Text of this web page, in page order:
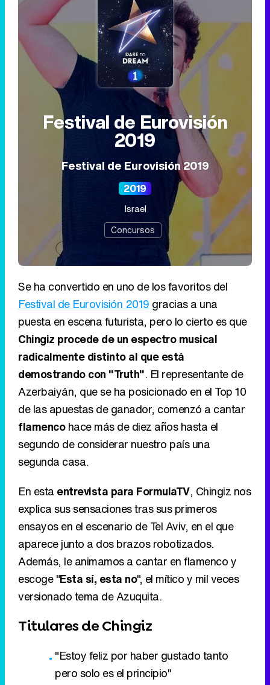
Festival de Eurovisión
2019
Festival de Eurovisión 2019
2019
Israel
Concursos
Se ha convertido en uno de los favoritos del
Festival de Eurovisión 2019 gracias a una
puesta en escena futurista, pero lo cierto es que
Chingiz procede de un espectro musical
radicalmente distinto al que está
demostrando con "Truth". El representante de
Azerbaiyán, que se ha posicionado en el Top 10
de las apuestas de ganador, comenzó a cantar
flamencohace más de diez años hasta el
segundo de considerar nuestro país una
segunda casa.
En esta entrevista para FormulaTV, Chingiz nos
explica sus sensaciones tras sus primeros
ensayos en el escenario de Tel Aviv, en el que
aparece junto a dos brazos robotizados.
Además, le animamos a cantar en flamenco y
escoge "Esta sí, esta no", el mítico y mil veces
versionado tema de Azuquita.
Titulares de Chingiz
"Estoy feliz por haber gustado tanto
pero solo es el principio"